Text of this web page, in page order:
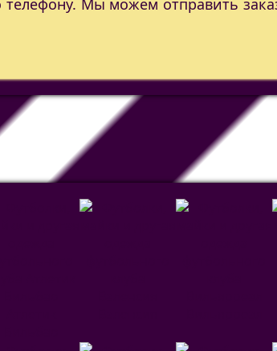
телефону. Мы можем отправить